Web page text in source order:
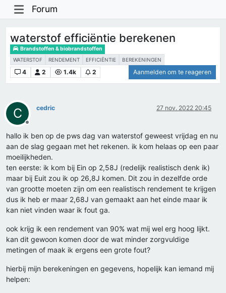
Forum
waterstof efficiëntie berekenen
Brandstoffen & biobrandstoffen
WATERSTOF RENDEMENT EFFICIËNTIE BEREKENINGEN
4 2 1.4k 2 Aanmelden om te reageren
C
Offline
cedric 27 nov. 2022 20:45
hallo ik ben op de pws dag van waterstof geweest vrijdag en nu
aan de slag gegaan met het rekenen. ik kom helaas op een paar
moeilijkheden.
ten eerste: ik kom bij Ein op 2,58J (redelijk realistisch denk ik)
maar bij Euit zou ik op 26,8J komen. Dit zou in dezelfde orde
van grootte moeten zijn om een realistisch rendement te krijgen
dus ik heb er maar 2,68J van gemaakt aan het einde maar ik
kan niet vinden waar ik fout ga.
ook krijg ik een rendement van 90% wat mij wel erg hoog lijkt.
kan dit gewoon komen door de wat minder zorgvuldige
metingen of maak ik ergens een grote fout?
hierbij mijn berekeningen en gegevens, hopelijk kan iemand mij
helpen: